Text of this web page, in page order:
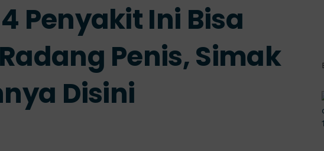
Penyakit Ini Bisa
Penis, Simak
Disini